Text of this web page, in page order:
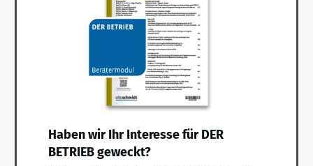
Haben wir Ihr Interesse für DER
BETRIEB geweckt?